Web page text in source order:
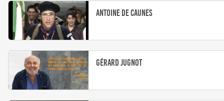
Antoine De Caunes
Gérard Jugnot